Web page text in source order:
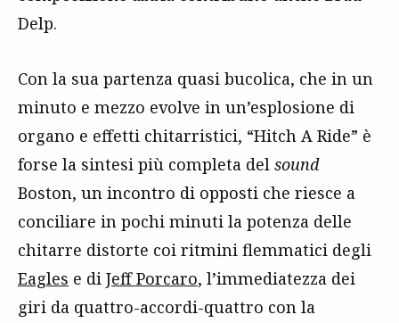
Delp.
Con la sua partenza quasi bucolica, che in un
minuto e mezzo evolve in un’esplosione di
organo e effetti chitarristici, “Hitch A Ride” è
forse la sintesi più completa del sound
Boston, un incontro di opposti che riesce a
conciliare in pochi minuti la potenza delle
chitarre distorte coi ritmini flemmatici degli
Eagles e di Jeff Porcaro, l’immediatezza dei
giri da quattro-accordi-quattro con la